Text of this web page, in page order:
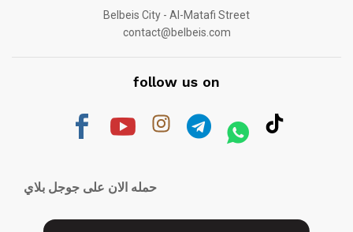
Belbeis City - Al-Matafi Street
contact@belbeis.com
follow us on
حمله الان على جوجل بلاي